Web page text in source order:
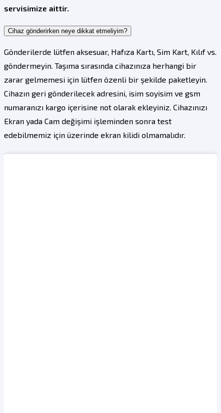
servisimize aittir.
Cihaz gönderirken neye dikkat etmeliyim?
Gönderilerde lütfen aksesuar, Hafıza Kartı, Sim Kart, Kılıf vs.
göndermeyin. Taşıma sırasında cihazınıza herhangi bir
zarar gelmemesi için lütfen özenli bir şekilde paketleyin.
Cihazın geri gönderilecek adresini, isim soyisim ve gsm
numaranızı kargo içerisine not olarak ekleyiniz. Cihazınızı
Ekran yada Cam değişimi işleminden sonra test
edebilmemiz için üzerinde ekran kilidi olmamalıdır.